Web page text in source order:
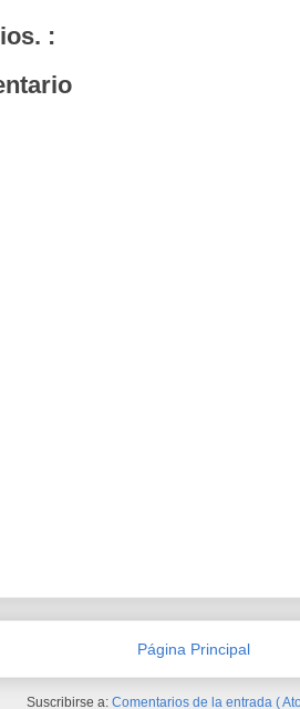
:
Página Principal
Suscribirse a: Comentarios de la entrada (